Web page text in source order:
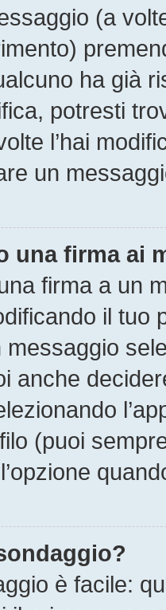
(a
ha già
potresti
l’hai
un
una firma ai
firma a un
il tuo
anche
(puoi
è facile: